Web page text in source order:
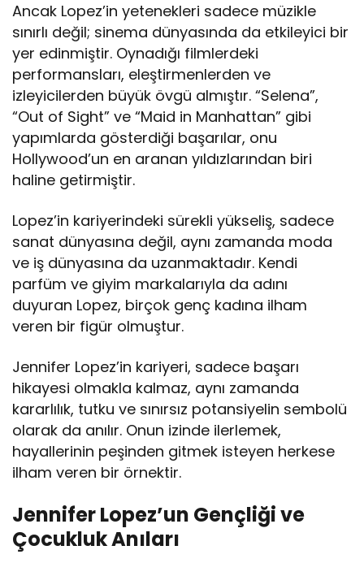
Ancak Lopez’in yetenekleri sadece müzikle
sınırlı değil; sinema dünyasında da etkileyici bir
yer edinmiştir. Oynadığı filmlerdeki
performansları, eleştirmenlerden ve
izleyicilerden büyük övgü almıştır. “Selena”,
“Out of Sight” ve “Maid in Manhattan” gibi
yapımlarda gösterdiği başarılar, onu
Hollywood’un en aranan yıldızlarından biri
haline getirmiştir.
Lopez’in kariyerindeki sürekli yükseliş, sadece
sanat dünyasına değil, aynı zamanda moda
ve iş dünyasına da uzanmaktadır. Kendi
parfüm ve giyim markalarıyla da adını
duyuran Lopez, birçok genç kadına ilham
veren bir figür olmuştur.
Jennifer Lopez’in kariyeri, sadece başarı
hikayesi olmakla kalmaz, aynı zamanda
kararlılık, tutku ve sınırsız potansiyelin sembolü
olarak da anılır. Onun izinde ilerlemek,
hayallerinin peşinden gitmek isteyen herkese
ilham veren bir örnektir.
Jennifer Lopez’un Gençliği ve
Çocukluk Anıları